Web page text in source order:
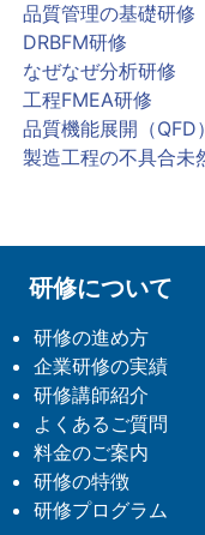
品質管理の基礎研修
DRBFM研修
なぜなぜ分析研修
工程FMEA研修
品質機能展開（QFD
製造工程の不具合未
研修について
研修の進め方
企業研修の実績
研修講師紹介
よくあるご質問
料金のご案内
研修の特徴
研修プログラム